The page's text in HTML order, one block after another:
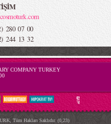
280 07 00
244 13 32
COMPANY TURKEY
Tüm Hakları Saklıdır. (0,23)